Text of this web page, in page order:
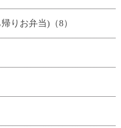
りお弁当)（8）